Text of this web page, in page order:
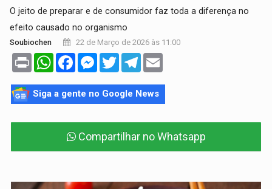
O jeito de preparar e de consumidor faz toda a diferença no
efeito causado no organismo
Soubiochen 22 de Março de 2026 às 11:00
Print WhatsAppFacebookMessenger
TwitterTelegram
Siga a gente no Google News
Compartilhar no Whatsapp